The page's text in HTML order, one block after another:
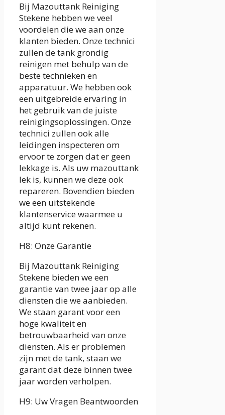
Bij Mazouttank Reiniging
Stekene hebben we veel
voordelen die we aan onze
klanten bieden. Onze technici
zullen de tank grondig
reinigen met behulp van de
beste technieken en
apparatuur. We hebben ook
een uitgebreide ervaring in
het gebruik van de juiste
reinigingsoplossingen. Onze
technici zullen ook alle
leidingen inspecteren om
ervoor te zorgen dat er geen
lekkage is. Als uw mazouttank
lek is, kunnen we deze ook
repareren. Bovendien bieden
we een uitstekende
klantenservice waarmee u
altijd kunt rekenen.
H8: Onze Garantie
Bij Mazouttank Reiniging
Stekene bieden we een
garantie van twee jaar op alle
diensten die we aanbieden.
We staan garant voor een
hoge kwaliteit en
betrouwbaarheid van onze
diensten. Als er problemen
zijn met de tank, staan we
garant dat deze binnen twee
jaar worden verholpen.
H9: Uw Vragen Beantwoorden